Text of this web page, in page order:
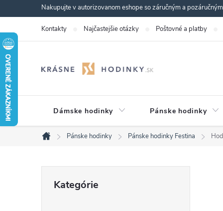
na
obsah
Nakupujte v autorizovanom eshope so záručným a
Kontakty Najčastejšie otázky Poštovné a platby
Dámske hodinky Pánske hodinky
Domov
Pánske hodinky Pánske hodinky Festina
kategórie
Kategórie